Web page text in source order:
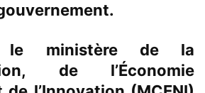
le ministère de la
de l’Économie